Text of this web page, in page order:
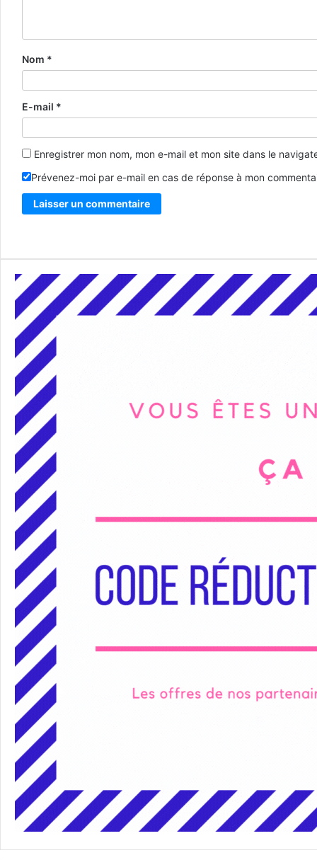
Nom *
E-mail *
Enregistrer mon nom, mon e-mail et mon site dans le
Prévenez-moi par e-mail en cas de réponse à mon